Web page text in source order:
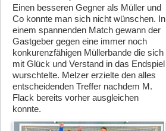
Einen besseren Gegner als Müller und
Co konnte man sich nicht wünschen. In
einem spannenden Match gewann der
Gastgeber gegen eine immer noch
konkurenzfähigen Müllerbande die sich
mit Glück und Verstand in das Endspiel
wurschtelte. Melzer erzielte den alles
entscheidenden Treffer nachdem M.
Flack bereits vorher ausgleichen
konnte.